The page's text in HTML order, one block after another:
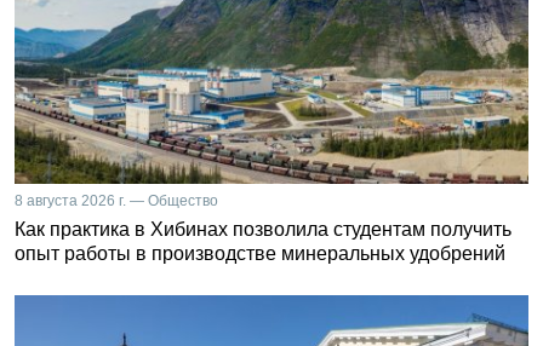
8 августа 2026 г. — Общество
Как практика в Хибинах позволила студентам получить
опыт работы в производстве минеральных удобрений